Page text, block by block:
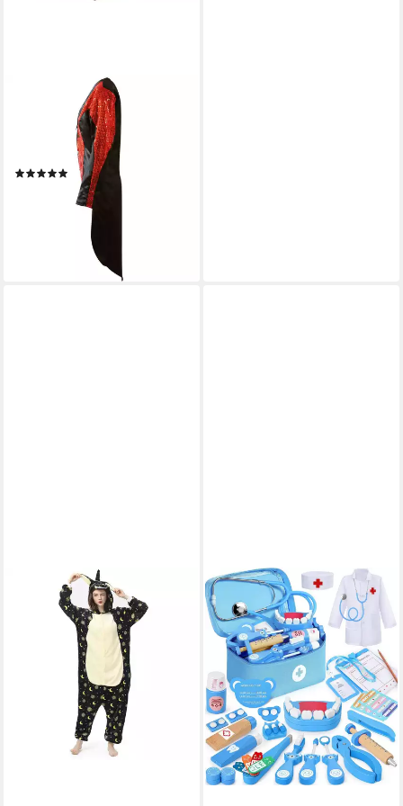
Kostüm Damen Pailletten
Frack Jacke in Rot Gold oder
Silber Karneval, Hohe Qualität
(1)
UVP39,99 €
lieferbar - in 6-7 Werktagen bei dir